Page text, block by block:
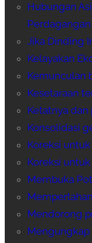
Hubungan
Jika Dinding
Kelayakan
Kemunculan
Kesetaraan
Ketatnya dan
Konsolidasi
Koreksi
Koreksi untuk
Membuka
Mendorong